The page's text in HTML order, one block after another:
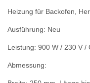
Heizung für Backofen,
Ausführung: Neu
Leistung: 900 W / 230 V /
Abmessung: